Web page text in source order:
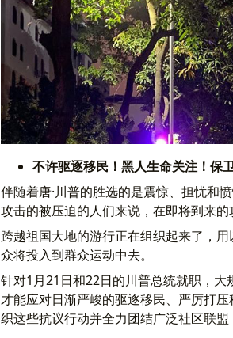
不许驱逐移民！黑人生命关注！保
伴随着唐·川普的胜选的是震惊、担忧和
攻击的被压迫的人们来说，在即将到来的
跨越祖国大地的游行正在组织起来了，
众将投入到群众运动中去。
针对1月21日和22日的川普总统就职，大
才能应对日渐严峻的驱逐移民、严厉打
织这些抗议行动并全力团结广泛社区联